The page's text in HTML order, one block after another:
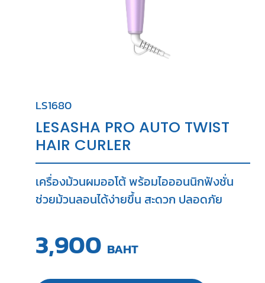
LS1680
LESASHA PRO AUTO TWIST
HAIR CURLER
เครื่องม้วนผมออโต้ พร้อมไอออนนิกฟังชั่น
ช่วยม้วนลอนได้ง่ายขึ้น สะดวก ปลอดภัย
3,900 BAHT